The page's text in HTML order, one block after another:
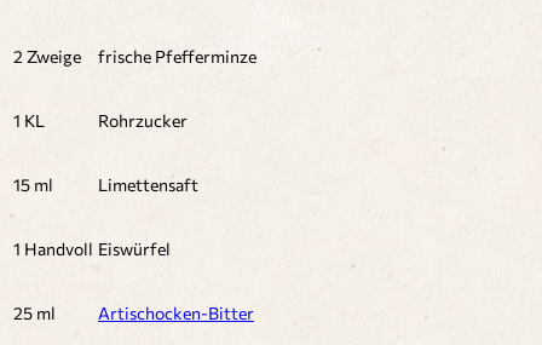
2 Zweige frische Pfefferminze
1 KL Rohrzucker
15 ml Limettensaft
1 Handvoll Eiswürfel
25 ml Artischocken-Bitter